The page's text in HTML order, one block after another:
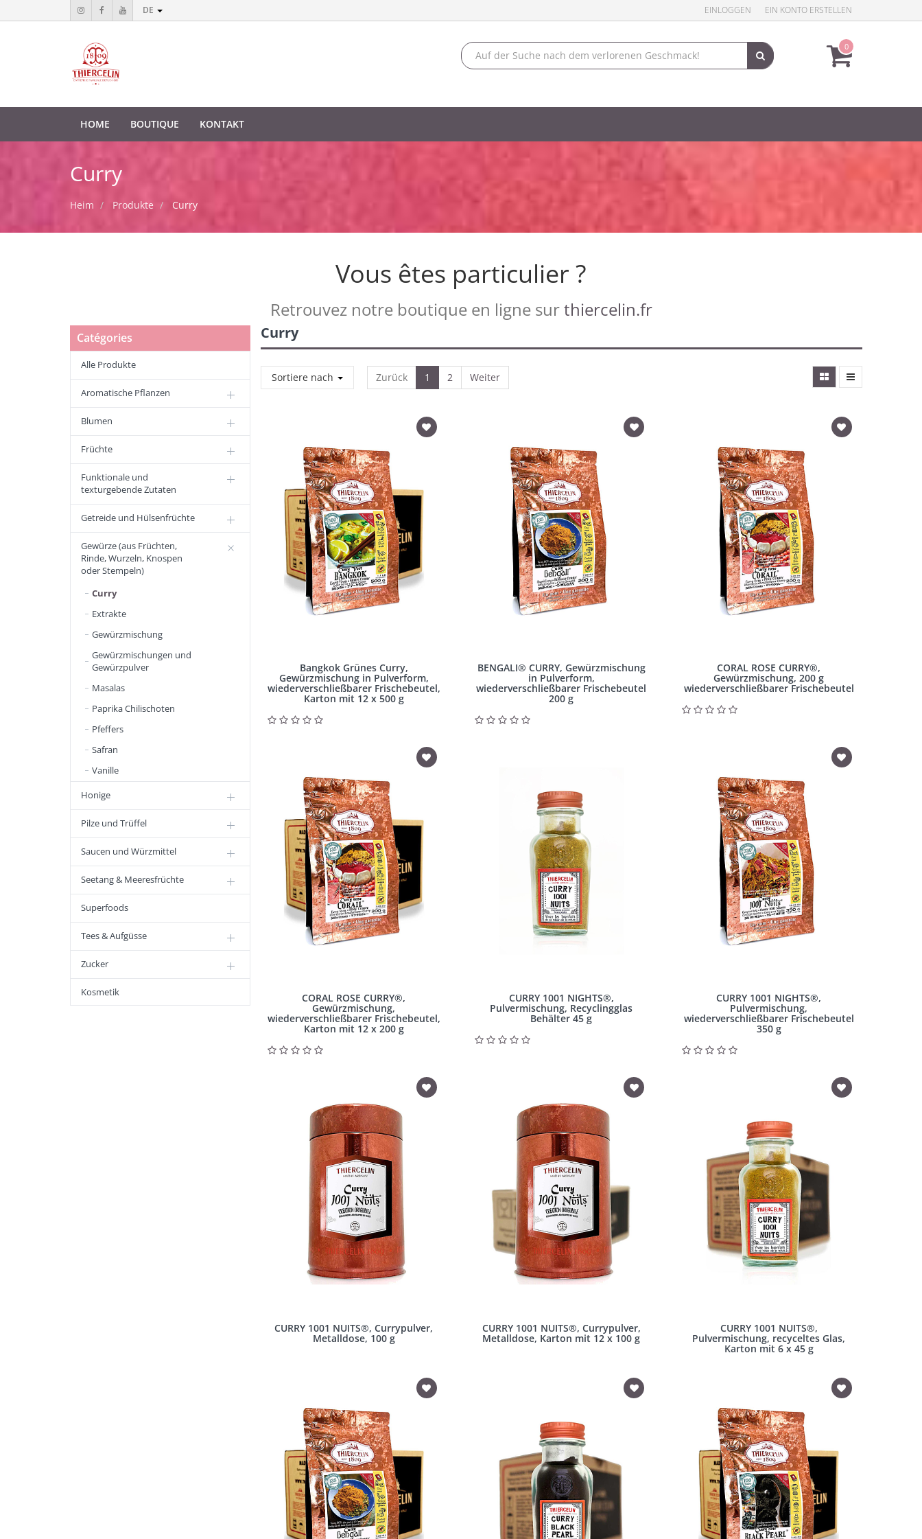
DE EINLOGGEN EIN KONTO ERSTELLEN
0
HOME BOUTIQUE KONTAKT
Curry
Heim Produkte Curry
Vous êtes particulier ?
Retrouvez notre boutique en ligne surthiercelin.fr
Catégories
Alle Produkte
Aromatische Pflanzen
Blumen
Früchte
Funktionale und
texturgebende Zutaten
Getreide und Hülsenfrüchte
Gewürze (aus Früchten,
Rinde, Wurzeln, Knospen
oder Stempeln)
Curry
Extrakte
Gewürzmischung
Gewürzmischungen und
Gewürzpulver
Masalas
Paprika Chilischoten
Pfeffers
Safran
Vanille
Honige
Pilze und Trüffel
Saucen und Würzmittel
Seetang & Meeresfrüchte
Superfoods
Tees & Aufgüsse
Zucker
Kosmetik
Curry
Sortiere nach Zurück 1 2 Weiter
Bangkok Grünes Curry,
Gewürzmischung in Pulverform,
wiederverschließbarer Frischebeutel,
Karton mit 12 x 500 g
BENGALI® CURRY, Gewürzmischung
in Pulverform,
wiederverschließbarer Frischebeutel
200 g
CORAL ROSE CURRY®,
Gewürzmischung, 200 g
wiederverschließbarer Frischebeutel
CORAL ROSE CURRY®,
Gewürzmischung,
wiederverschließbarer Frischebeutel,
Karton mit 12 x 200 g
CURRY 1001 NIGHTS®,
Pulvermischung, Recyclingglas
Behälter 45 g
CURRY 1001 NIGHTS®,
Pulvermischung,
wiederverschließbarer Frischebeutel
350 g
CURRY 1001 NUITS®, Currypulver,
Metalldose, 100 g
CURRY 1001 NUITS®, Currypulver,
Metalldose, Karton mit 12 x 100 g
CURRY 1001 NUITS®,
Pulvermischung, recyceltes Glas,
Karton mit 6 x 45 g